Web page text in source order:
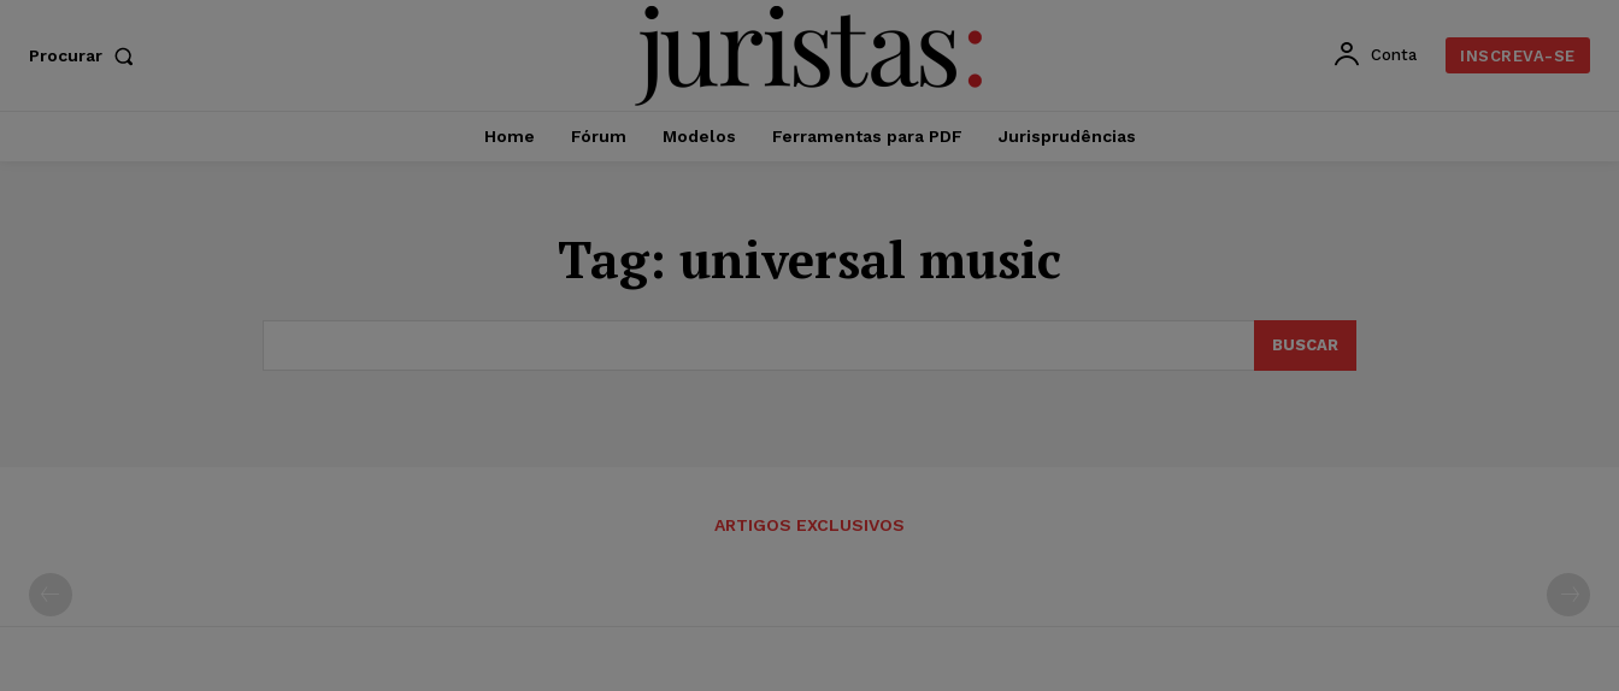
Procurar Conta INSCREVA-SE
Home Fórum Modelos Ferramentas para PDF Jurisprudências
Tag: universal music
BUSCAR
ARTIGOS EXCLUSIVOS